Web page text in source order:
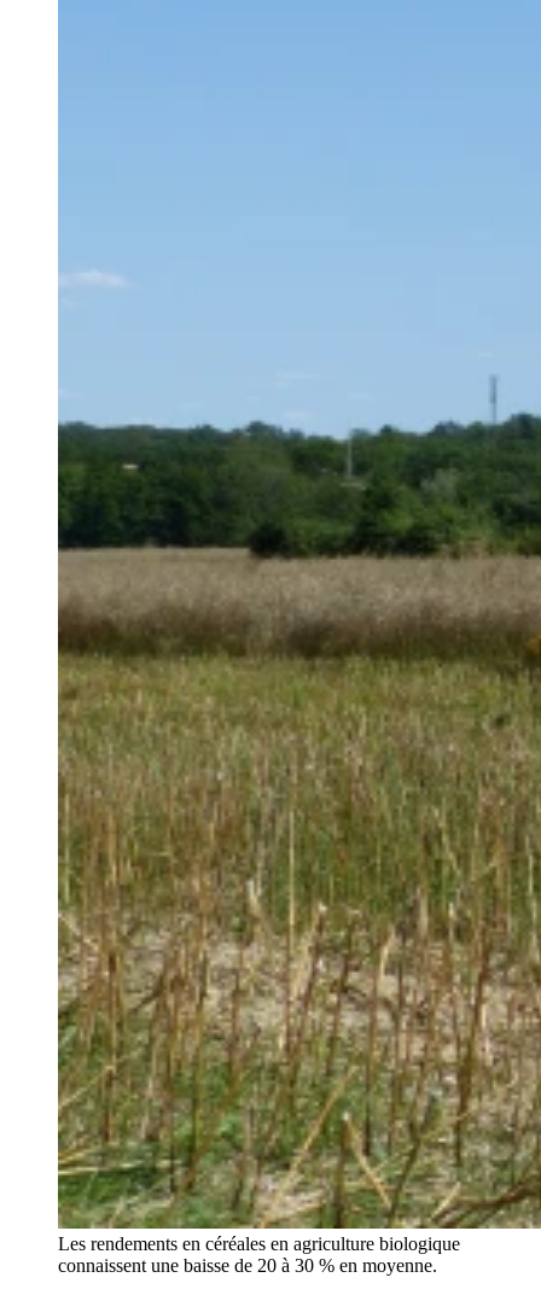
Les rendements en céréales en agriculture biologique
connaissent une baisse de 20 à 30 % en moyenne.